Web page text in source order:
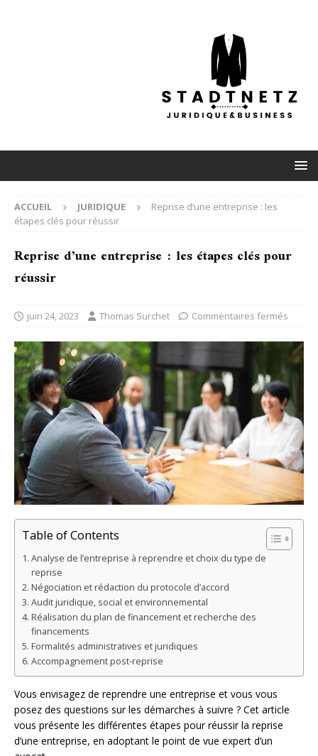
ACCUEIL JURIDIQUE
Reprise d’une entreprise : les
étapes clés pour réussir
Reprise d’une entreprise : les étapes clés pour
réussir
juin 24, 2023 Thomas Surchet Commentaires fermés
Table of Contents
Analyse de l’entreprise à reprendre et choix du type de
reprise
Négociation et rédaction du protocole d’accord
Audit juridique, social et environnemental
Réalisation du plan de financement et recherche des
financements
Formalités administratives et juridiques
Accompagnement post-reprise
Vous envisagez de reprendre une entreprise et vous vous
posez des questions sur les démarches à suivre ? Cet article
vous présente les différentes étapes pour réussir la reprise
d’une entreprise, en adoptant le point de vue expert d’un